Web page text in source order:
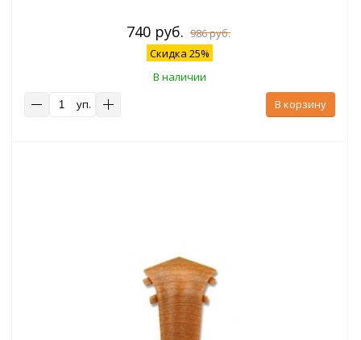
740 руб. 986 руб.
Скидка 25%
В наличии
уп.
В корзину